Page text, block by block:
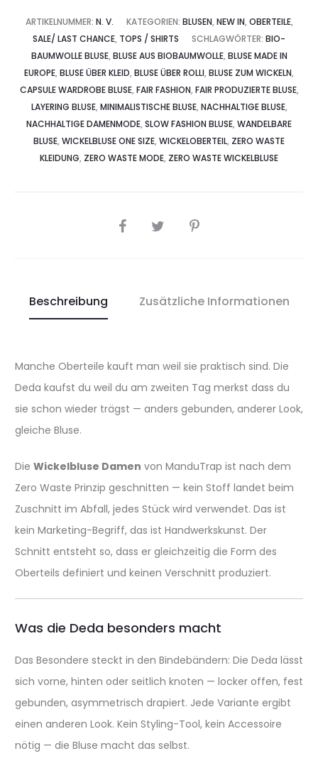
Menge
ARTIKELNUMMER: N. V. KATEGORIEN: BLUSEN, NEW IN, OBERTEILE,
SALE/ LAST CHANCE, TOPS / SHIRTS SCHLAGWÖRTER: BIO-
BAUMWOLLE BLUSE, BLUSE AUS BIOBAUMWOLLE, BLUSE MADE IN
EUROPE, BLUSE ÜBER KLEID, BLUSE ÜBER ROLLI, BLUSE ZUM WICKELN,
CAPSULE WARDROBE BLUSE, FAIR FASHION, FAIR PRODUZIERTE BLUSE,
LAYERING BLUSE, MINIMALISTISCHE BLUSE, NACHHALTIGE BLUSE,
NACHHALTIGE DAMENMODE, SLOW FASHION BLUSE, WANDELBARE
BLUSE, WICKELBLUSE ONE SIZE, WICKELOBERTEIL, ZERO WASTE
KLEIDUNG, ZERO WASTE MODE, ZERO WASTE WICKELBLUSE
SHARE
Beschreibung Zusätzliche Informationen
Manche Oberteile kauft man weil sie praktisch sind. Die
Deda kaufst du weil du am zweiten Tag merkst dass du
sie schon wieder trägst — anders gebunden, anderer Look,
gleiche Bluse.
Die Wickelbluse Damen von ManduTrap ist nach dem
Zero Waste Prinzip geschnitten — kein Stoff landet beim
Zuschnitt im Abfall, jedes Stück wird verwendet. Das ist
kein Marketing-Begriff, das ist Handwerkskunst. Der
Schnitt entsteht so, dass er gleichzeitig die Form des
Oberteils definiert und keinen Verschnitt produziert.
Was die Deda besonders macht
Das Besondere steckt in den Bindebändern: Die Deda lässt
sich vorne, hinten oder seitlich knoten — locker offen, fest
gebunden, asymmetrisch drapiert. Jede Variante ergibt
einen anderen Look. Kein Styling-Tool, kein Accessoire
nötig — die Bluse macht das selbst.